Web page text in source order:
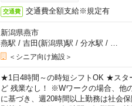
交通費 交通費全額支給※規定有
新潟県燕市
燕駅 / 吉田(新潟県)駅 / 分水駅 / …
＜シニア向け施設＞
★1日4時間～の時短シフトOK ★スタ
ど 残業なし！ ※Wワークの場合、他
に基づき、週20時間以上勤務は社会